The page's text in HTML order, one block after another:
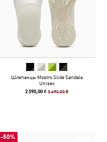
Шлепанцы Mostro Slide Sandals
Unisex
2 590,00 ₴3 690,00 ₴
-50%